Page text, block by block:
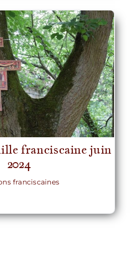
franciscaine juin
2024
franciscaines